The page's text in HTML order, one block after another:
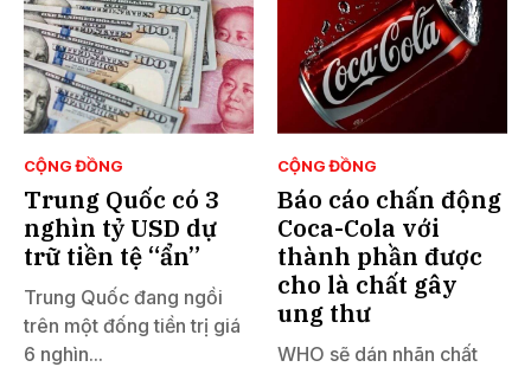
CỘNG ĐỒNG
Trung Quốc có 3
nghìn tỷ USD dự
trữ tiền tệ “ẩn”
Trung Quốc đang ngồi
trên một đống tiền trị giá
6 nghìn...
CỘNG ĐỒNG
Báo cáo chấn động
Coca-Cola với
thành phần được
cho là chất gây
ung thư
WHO sẽ dán nhãn chất